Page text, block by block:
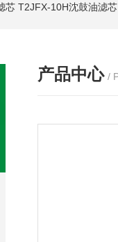
芯 T2JFX-10H沈鼓油滤芯
产品中心 /